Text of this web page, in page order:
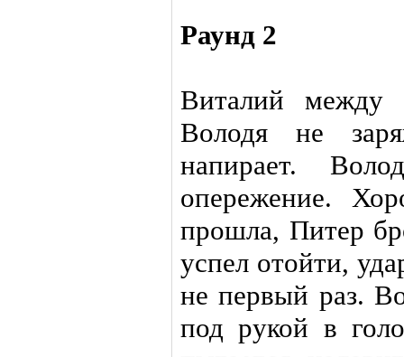
Раунд 2
Виталий между
Володя не
напирает.
опережение.
прошла, Питер
успел отойти,
не первый раз.
под рукой в